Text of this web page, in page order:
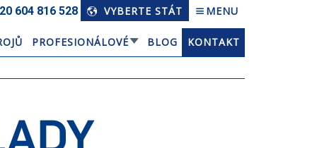
604 816 528 VYBERTE STÁT MENU
PROFESIONÁLOVÉ BLOG
KONTAKT